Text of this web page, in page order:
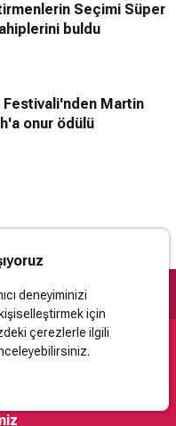
Seçimi Süper
buldu
Festivali'nden Martin
onur ödülü
deneyiminizi
için
çerezlerle ilgili